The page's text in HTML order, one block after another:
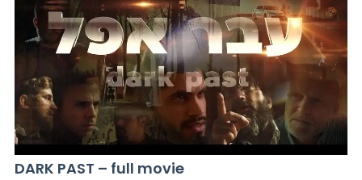
DARK PAST – full movie